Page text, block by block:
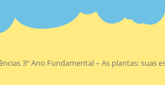
3º Ano Fundamental – As plantas: